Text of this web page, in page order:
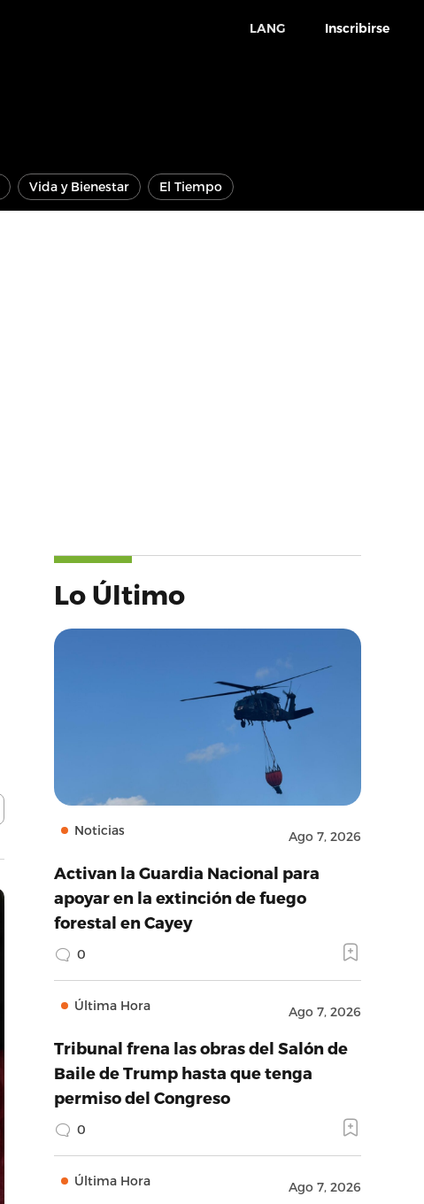
LANG Inscribirse
Vida y Bienestar El Tiempo
Lo Último
Noticias Ago 7, 2026
Activan la Guardia Nacional para
apoyar en la extinción de fuego
forestal en Cayey
0
Última Hora Ago 7, 2026
Tribunal frena las obras del Salón de
Baile de Trump hasta que tenga
permiso del Congreso
0
Última Hora Ago 7, 2026